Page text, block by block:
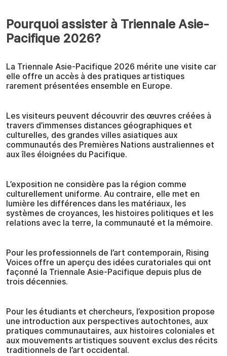
Pourquoi assister à Triennale Asie-
Pacifique 2026?
La Triennale Asie-Pacifique 2026 mérite une visite car
elle offre un accès à des pratiques artistiques
rarement présentées ensemble en Europe.
Les visiteurs peuvent découvrir des œuvres créées à
travers d’immenses distances géographiques et
culturelles, des grandes villes asiatiques aux
communautés des Premières Nations australiennes et
aux îles éloignées du Pacifique.
L’exposition ne considère pas la région comme
culturellement uniforme. Au contraire, elle met en
lumière les différences dans les matériaux, les
systèmes de croyances, les histoires politiques et les
relations avec la terre, la communauté et la mémoire.
Pour les professionnels de l’art contemporain, Rising
Voices offre un aperçu des idées curatoriales qui ont
façonné la Triennale Asie-Pacifique depuis plus de
trois décennies.
Pour les étudiants et chercheurs, l’exposition propose
une introduction aux perspectives autochtones, aux
pratiques communautaires, aux histoires coloniales et
aux mouvements artistiques souvent exclus des récits
traditionnels de l’art occidental.